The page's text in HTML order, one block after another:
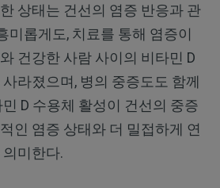
상태는 건선의 염증 반응과 관
미롭게도, 치료를 통해 염증이
건강한 사람 사이의 비타민 D
라졌으며, 병의 중증도도 함께
D 수용체 활성이 건선의 중증
인 염증 상태와 더 밀접하게 연
미한다.